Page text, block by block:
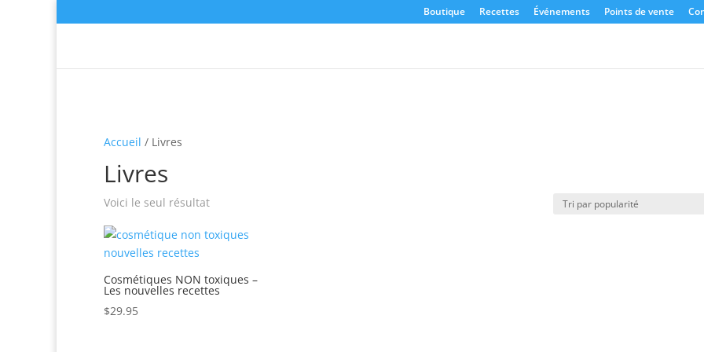
Boutique Recettes Événements Points de vente
Accueil / Livres
Livres
Voici le seul résultat
Cosmétiques NON toxiques –
Les nouvelles recettes
$29.95